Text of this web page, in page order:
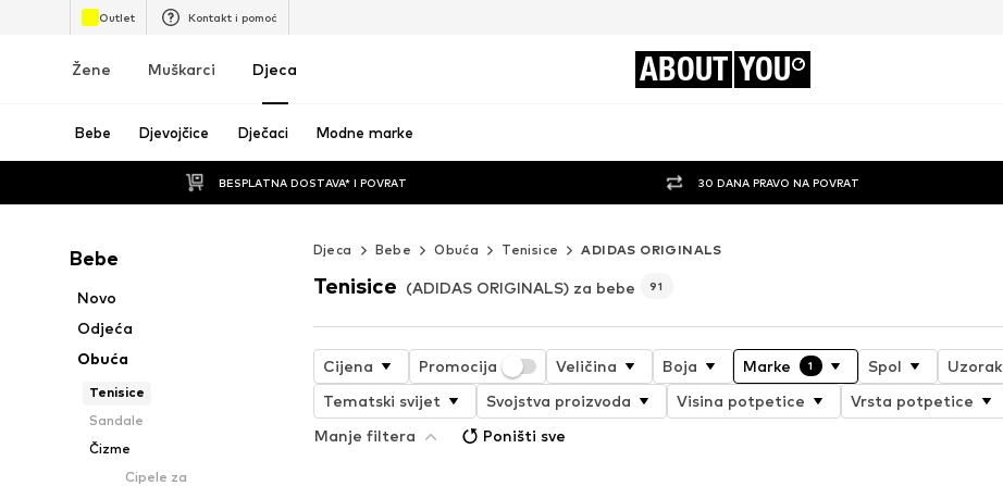
Outlet Kontakt i pomoć
Žene Muškarci Djeca ABOUT YOU
Bebe Djevojčice Dječaci Modne marke
BESPLATNA DOSTAVA* I POVRAT 30 DANA PRAVO NA POVRAT
Bebe
Novo
Odjeća
Obuća
Tenisice
Sandale
Čizme
Cipele za
Djeca Bebe Obuća Tenisice ADIDAS ORIGINALS
Tenisice (ADIDAS ORIGINALS) za bebe 91
Cijena Promocija Veličina Boja Marke 1 Spol Uzorak
Tematski svijet
Svojstva proizvoda Visina potpetice Vrsta potpetice
Manje filtera
Poništi sve